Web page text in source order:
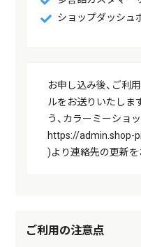
ショップダッシュ
お申し込み後、ご利
ルをお送りいたしま
う、カラーミーショ
https://admin.shop-
)より連絡先の更新を
ご利用の注意点